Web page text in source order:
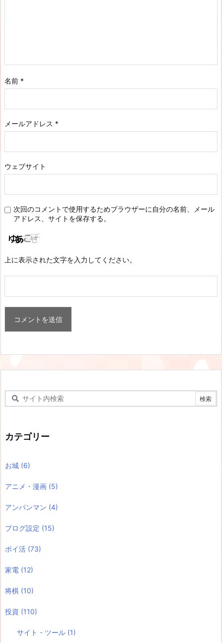
名前 *
メールアドレス *
ウェブサイト
次回のコメントで使用するためブラウザーに自分の名前、メール
アドレス、サイトを保存する。
上に表示された文字を入力してください。
カテゴリー
お城 (6)
アニメ・漫画 (5)
アンパンマン (4)
ブログ設定 (15)
ポイ活 (73)
家電 (12)
将棋 (10)
投資 (110)
サイト・ツール (1)